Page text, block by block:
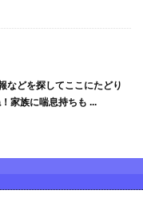
などを探してここにたどり
家族に喘息持ちも ...